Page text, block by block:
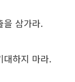
을 삼가라.
대하지 마라.